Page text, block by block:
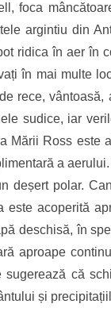
foca
argintiu din
ridica în aer în
în mai multe
rece, vântoasă,
sudice, iar
Mării Ross este
a
deșert polar.
acoperită
deschisă, în
aproape
că
și